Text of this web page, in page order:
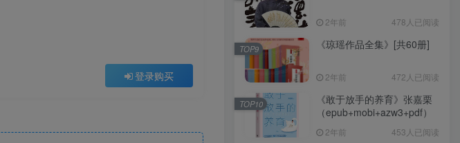
登录购买
2年前 478人已阅读
《琼瑶作品全集》[共60册]
2年前 472人已阅读
TOP9
《敢于放手的养育》张嘉栗
（epub+mobi+azw3+pdf）
2年前 453人已阅读
TOP10